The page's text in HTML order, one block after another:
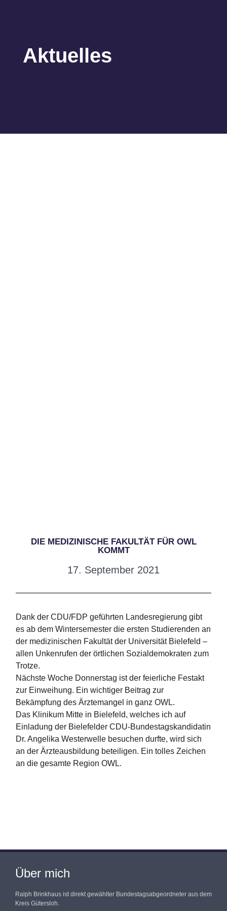
Aktuelles
DIE MEDIZINISCHE FAKULTÄT FÜR OWL
KOMMT
17. September 2021
Dank der CDU/FDP geführten Landesregierung gibt
es ab dem Wintersemester die ersten Studierenden an
der medizinischen Fakultät der Universität Bielefeld –
allen Unkenrufen der örtlichen Sozialdemokraten zum
Trotze.
Nächste Woche Donnerstag ist der feierliche Festakt
zur Einweihung. Ein wichtiger Beitrag zur
Bekämpfung des Ärztemangel in ganz OWL.
Das Klinikum Mitte in Bielefeld, welches ich auf
Einladung der Bielefelder CDU-Bundestagskandidatin
Dr. Angelika Westerwelle besuchen durfte, wird sich
an der Ärzteausbildung beteiligen. Ein tolles Zeichen
an die gesamte Region OWL.
Über mich
Ralph Brinkhaus ist direkt gewählter Bundestagsabgeordneter aus dem
Kreis Gütersloh.